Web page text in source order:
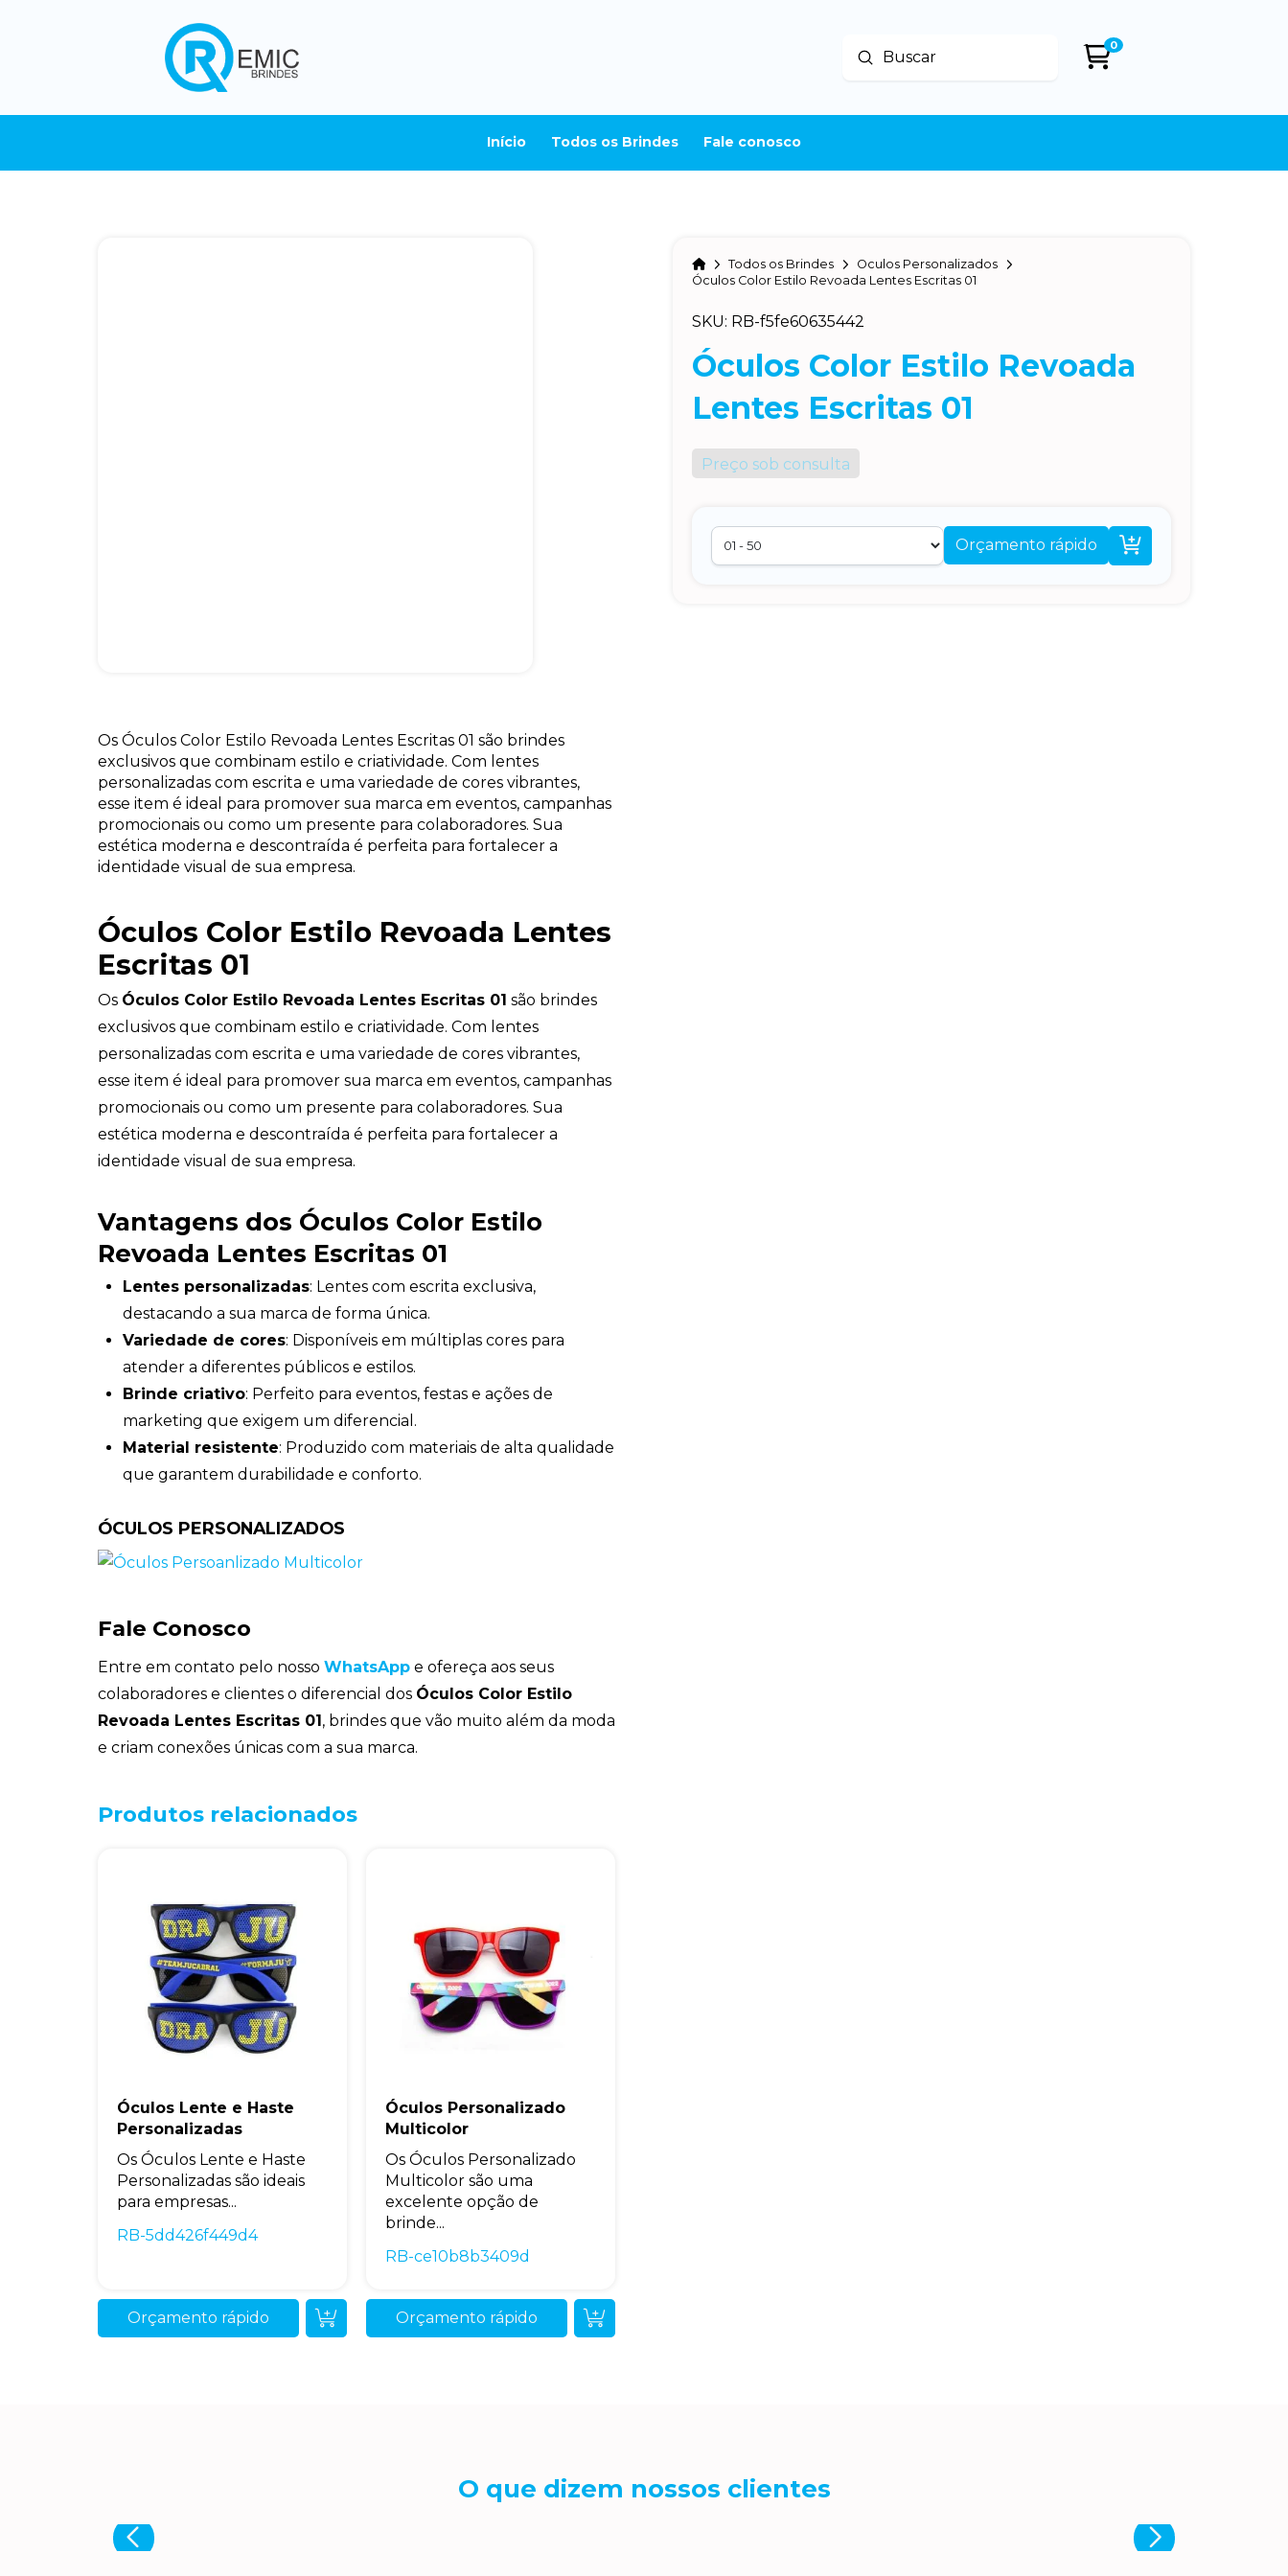
Buscar
Enviar
0
Início Todos os Brindes Fale conosco
HomeTodos os Brindes
Oculos Personalizados
Óculos Color Estilo Revoada Lentes Escritas 01
SKU: RB-f5fe60635442
Óculos Color Estilo Revoada
Lentes Escritas 01
Preço sob consulta
Orçamento rápido 
Os Óculos Color Estilo Revoada Lentes Escritas 01 são brindes
exclusivos que combinam estilo e criatividade. Com lentes
personalizadas com escrita e uma variedade de cores vibrantes,
esse item é ideal para promover sua marca em eventos, campanhas
promocionais ou como um presente para colaboradores. Sua
estética moderna e descontraída é perfeita para fortalecer a
identidade visual de sua empresa.
Óculos Color Estilo Revoada Lentes
Escritas 01
Os Óculos Color Estilo Revoada Lentes Escritas 01 são brindes
exclusivos que combinam estilo e criatividade. Com lentes
personalizadas com escrita e uma variedade de cores vibrantes,
esse item é ideal para promover sua marca em eventos, campanhas
promocionais ou como um presente para colaboradores. Sua
estética moderna e descontraída é perfeita para fortalecer a
identidade visual de sua empresa.
Vantagens dos Óculos Color Estilo
Revoada Lentes Escritas 01
Lentes personalizadas: Lentes com escrita exclusiva,
destacando a sua marca de forma única.
Variedade de cores: Disponíveis em múltiplas cores para
atender a diferentes públicos e estilos.
Brinde criativo: Perfeito para eventos, festas e ações de
marketing que exigem um diferencial.
Material resistente: Produzido com materiais de alta qualidade
que garantem durabilidade e conforto.
ÓCULOS PERSONALIZADOS
Fale Conosco
Entre em contato pelo nosso WhatsApp e ofereça aos seus
colaboradores e clientes o diferencial dos Óculos Color Estilo
Revoada Lentes Escritas 01 , brindes que vão muito além da moda
e criam conexões únicas com a sua marca.
Produtos relacionados
Óculos Lente e Haste
Personalizadas
Os Óculos Lente e Haste
Personalizadas são ideais
para empresas...
RB-5dd426f449d4
Orçamento rápido
Óculos Personalizado
Multicolor
Os Óculos Personalizado
Multicolor são uma
excelente opção de
brinde...
RB-ce10b8b3409d
Orçamento rápido
O que dizem nossos clientes